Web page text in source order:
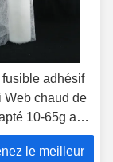
fusible adhésif
Web chaud de
10-65g aux
client pour le
le meilleur